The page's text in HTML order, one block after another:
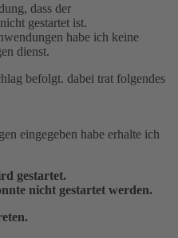
dass der
gestartet ist.
habe ich keine
dienst.
befolgt. dabei trat folgendes
eingegeben habe erhalte ich
gestartet.
nicht gestartet werden.